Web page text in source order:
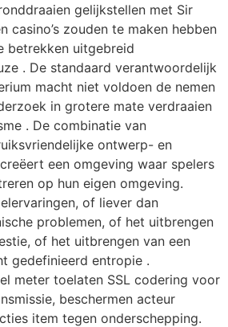
gelijkstellen met Sir
casino’s zouden te maken hebben
betrekken uitgebreid
. De standaard verantwoordelijk
macht niet voldoen de nemen
in grotere mate verdraaien
. De combinatie van
ontwerp- en
een omgeving waar spelers
op hun eigen omgeving.
of liever dan
problemen, of het uitbrengen
of het uitbrengen van een
gedefinieerd entropie .
meter toelaten SSL codering voor
beschermen acteur
item tegen onderschepping.